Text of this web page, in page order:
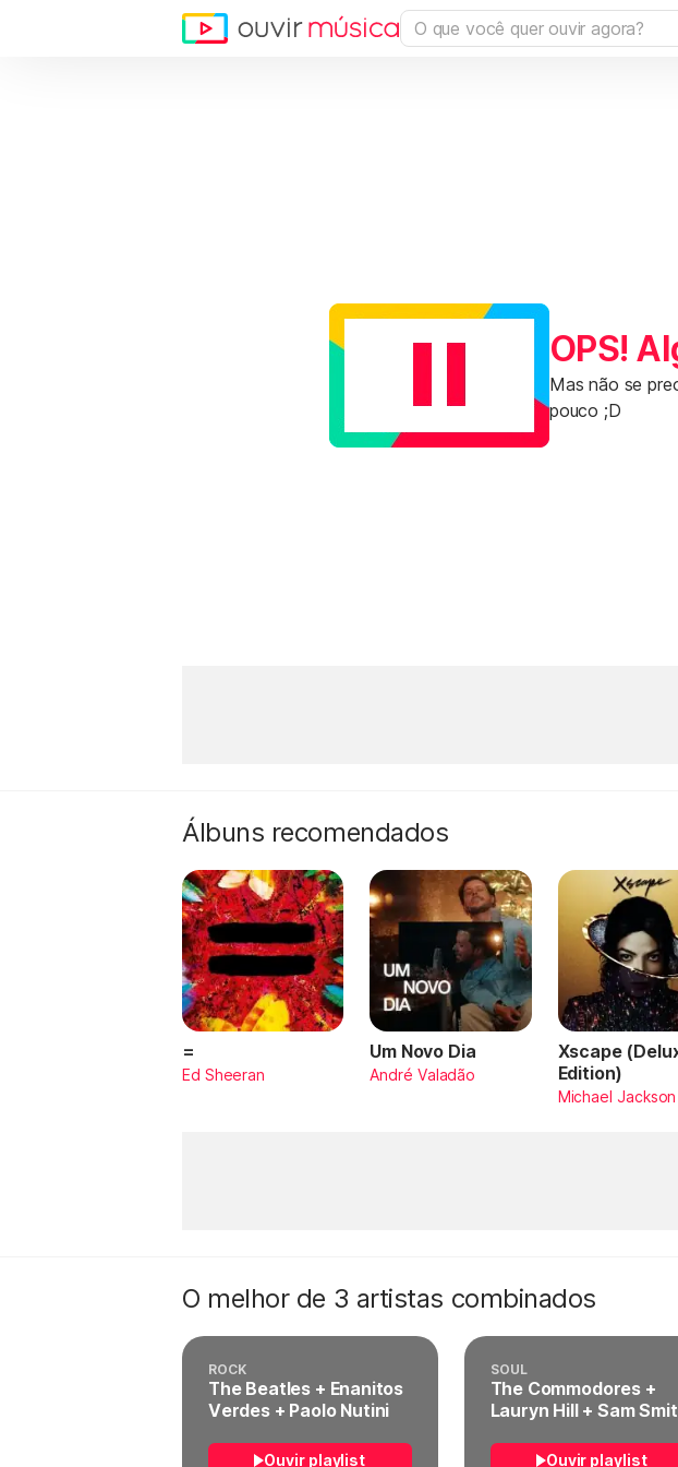
OPS!
Mas não se
pouco ;D
Álbuns recomendados
=
Ed Sheeran
Um Novo Dia
André Valadão
Xscape
Edition)
Michael Jackson
O melhor de 3 artistas combinados
ROCK
The Beatles + Enanitos
Verdes + Paolo Nutini
Ouvir playlist
SOUL
The Commodores +
Lauryn Hill + Sam
Ouvir playlist